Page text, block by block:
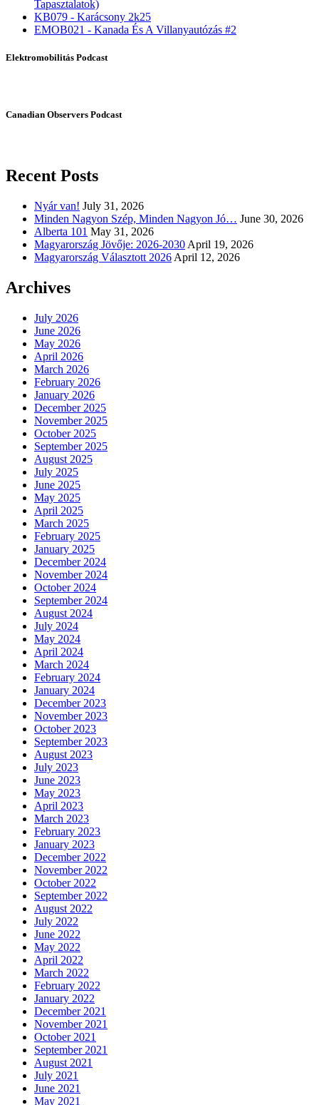
Tapasztalatok)
KB079 - Karácsony 2k25
EMOB021 - Kanada És A Villanyautózás #2
Elektromobilitás Podcast
Canadian Observers Podcast
Recent Posts
Nyár van! July 31, 2026
Minden Nagyon Szép, Minden Nagyon Jó… June 30, 2026
Alberta 101 May 31, 2026
Magyarország Jövője: 2026-2030 April 19, 2026
Magyarország Választott 2026 April 12, 2026
Archives
July 2026
June 2026
May 2026
April 2026
March 2026
February 2026
January 2026
December 2025
November 2025
October 2025
September 2025
August 2025
July 2025
June 2025
May 2025
April 2025
March 2025
February 2025
January 2025
December 2024
November 2024
October 2024
September 2024
August 2024
July 2024
May 2024
April 2024
March 2024
February 2024
January 2024
December 2023
November 2023
October 2023
September 2023
August 2023
July 2023
June 2023
May 2023
April 2023
March 2023
February 2023
January 2023
December 2022
November 2022
October 2022
September 2022
August 2022
July 2022
June 2022
May 2022
April 2022
March 2022
February 2022
January 2022
December 2021
November 2021
October 2021
September 2021
August 2021
July 2021
June 2021
May 2021